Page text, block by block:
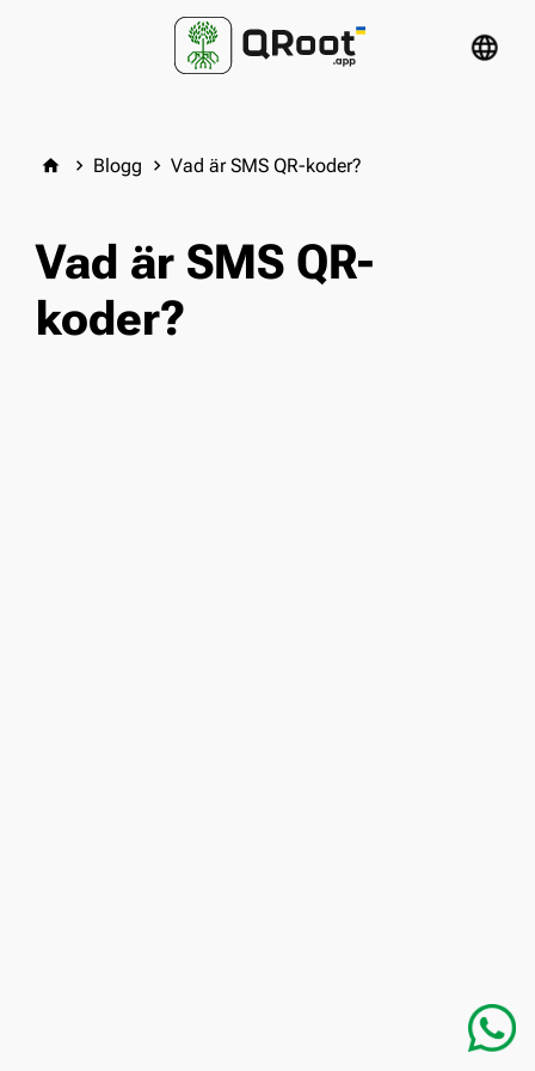
language
home keyboard_arrow_right Blogg keyboard_arrow_right Vad är SMS QR-koder?
Vad är SMS QR-
koder?